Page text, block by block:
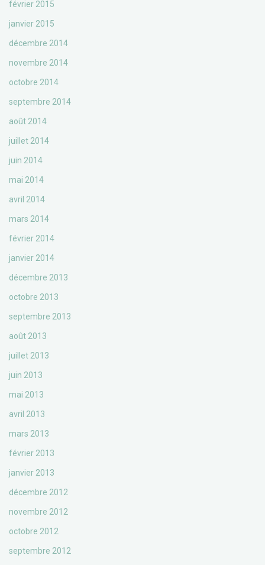
février 2015
janvier 2015
décembre 2014
novembre 2014
octobre 2014
septembre 2014
août 2014
juillet 2014
juin 2014
mai 2014
avril 2014
mars 2014
février 2014
janvier 2014
décembre 2013
octobre 2013
septembre 2013
août 2013
juillet 2013
juin 2013
mai 2013
avril 2013
mars 2013
février 2013
janvier 2013
décembre 2012
novembre 2012
octobre 2012
septembre 2012